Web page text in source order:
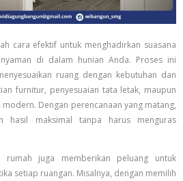
cara efektif untuk menghadirkan suasana
di dalam hunian Anda. Proses ini
ruang dengan kebutuhan dan
furnitur, penyesuaian tata letak, maupun
Dengan perencanaan yang matang,
hasil maksimal tanpa harus menguras
juga memberikan peluang untuk
setiap ruangan. Misalnya, dengan memilih